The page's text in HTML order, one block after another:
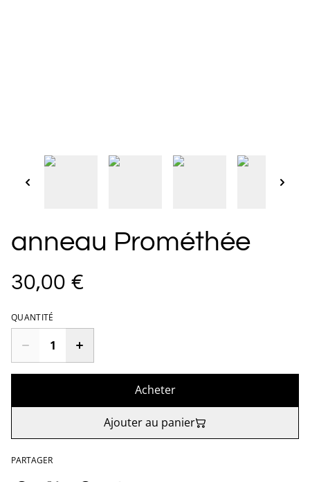
anneau Prométhée
30,00 €
QUANTITÉ
Acheter
Ajouter au panier
PARTAGER